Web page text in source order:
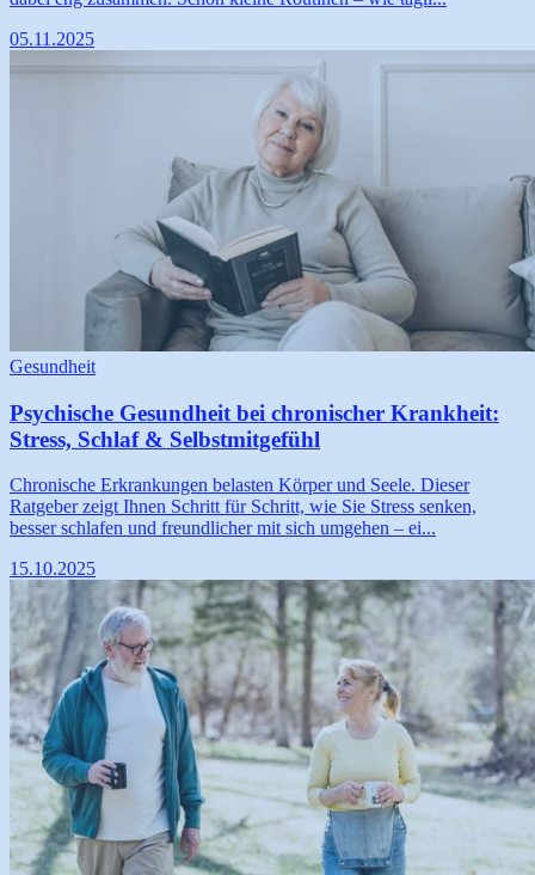
05.11.2025
Gesundheit
Psychische Gesundheit bei chronischer Krankheit:
Stress, Schlaf & Selbstmitgefühl
Chronische Erkrankungen belasten Körper und Seele. Dieser
Ratgeber zeigt Ihnen Schritt für Schritt, wie Sie Stress senken,
besser schlafen und freundlicher mit sich umgehen – ei...
15.10.2025